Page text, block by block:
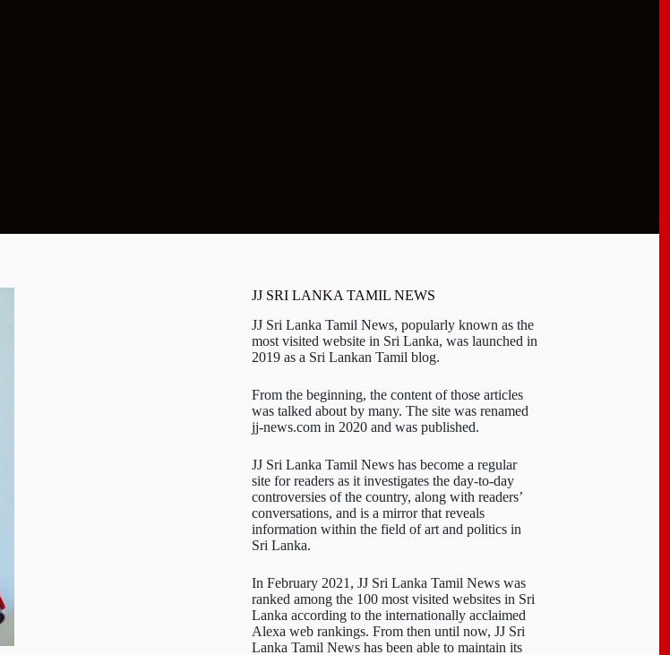
JJ SRI LANKA TAMIL NEWS
JJ Sri Lanka Tamil News, popularly known as the
most visited website in Sri Lanka, was launched in
2019 as a Sri Lankan Tamil blog.
From the beginning, the content of those articles
was talked about by many. The site was renamed
jj-news.com in 2020 and was published.
JJ Sri Lanka Tamil News has become a regular
site for readers as it investigates the day-to-day
controversies of the country, along with readers’
conversations, and is a mirror that reveals
information within the field of art and politics in
Sri Lanka.
In February 2021, JJ Sri Lanka Tamil News was
ranked among the 100 most visited websites in Sri
Lanka according to the internationally acclaimed
Alexa web rankings. From then until now, JJ Sri
Lanka Tamil News has been able to maintain its